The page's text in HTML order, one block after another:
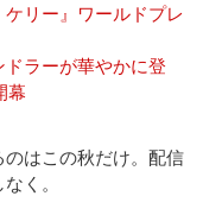
リー』ワールドプレ
ラーが華やかに登
幕
はこの秋だけ。配信
く。